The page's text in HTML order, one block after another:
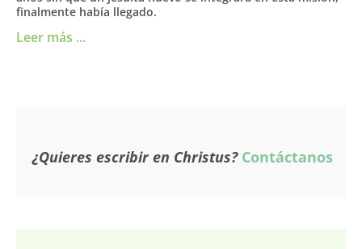
finalmente había llegado.
Leer más ...
¿Quieres escribir en Christus? Contáctanos